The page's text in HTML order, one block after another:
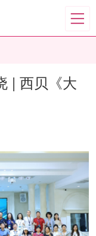
| 西贝《大